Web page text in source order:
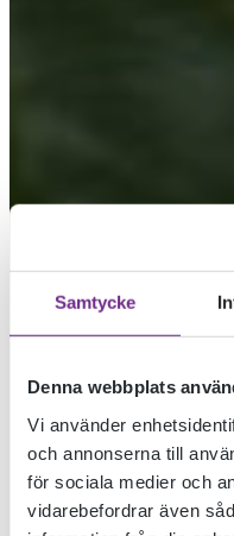
Samtycke
Denna webbplats
Vi använder
och annonserna till
för sociala medier och
vidarebefordrar även
PÅ